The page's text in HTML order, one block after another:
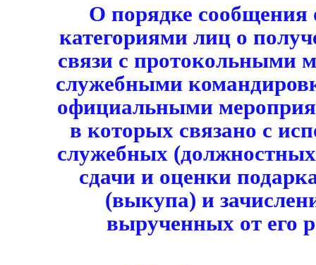
О порядке сообщения
категориями лиц о
связи с протокольными
служебными
официальными
в которых связано с
служебных
сдачи и оценки
(выкупа) и
вырученных от его